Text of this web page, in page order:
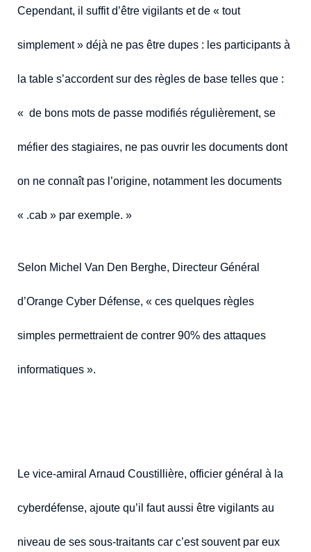
Cependant, il suffit d’être vigilants et de « tout
simplement » déjà ne pas être dupes : les participants à
la table s’accordent sur des règles de base telles que :
« de bons mots de passe modifiés régulièrement, se
méfier des stagiaires, ne pas ouvrir les documents dont
on ne connaît pas l’origine, notamment les documents
« .cab » par exemple. »
Selon Michel Van Den Berghe, Directeur Général
d’Orange Cyber Défense, « ces quelques règles
simples permettraient de contrer 90% des attaques
informatiques ».
Le vice-amiral Arnaud Coustillière, officier général à la
cyberdéfense, ajoute qu’il faut aussi être vigilants au
niveau de ses sous-traitants car c’est souvent par eux